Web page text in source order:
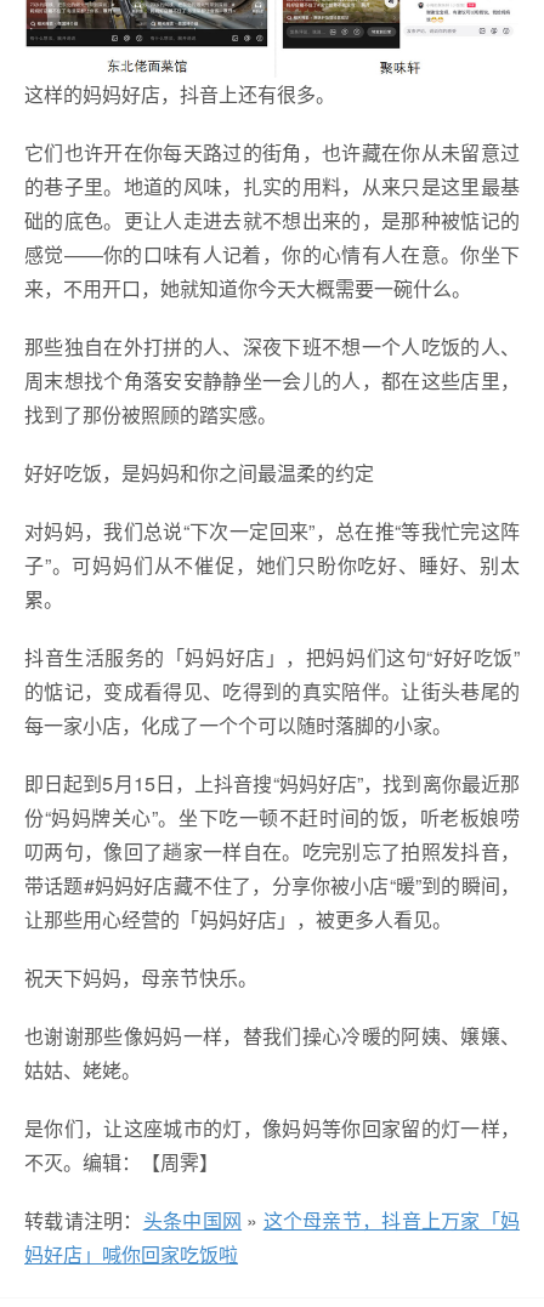
这样的妈妈好店，抖音上还有很多。
它们也许开在你每天路过的街角，也许藏在你从未留意过
的巷子里。地道的风味，扎实的用料，从来只是这里最基
础的底色。更让人走进去就不想出来的，是那种被惦记的
感觉——你的口味有人记着，你的心情有人在意。你坐下
来，不用开口，她就知道你今天大概需要一碗什么。
那些独自在外打拼的人、深夜下班不想一个人吃饭的人、
周末想找个角落安安静静坐一会儿的人，都在这些店里，
找到了那份被照顾的踏实感。
好好吃饭，是妈妈和你之间最温柔的约定
对妈妈，我们总说“下次一定回来”，总在推“等我忙完这阵
子”。可妈妈们从不催促，她们只盼你吃好、睡好、别太
累。
抖音生活服务的「妈妈好店」，把妈妈们这句“好好吃饭”
的惦记，变成看得见、吃得到的真实陪伴。让街头巷尾的
每一家小店，化成了一个个可以随时落脚的小家。
即日起到5月15日，上抖音搜“妈妈好店”，找到离你最近那
份“妈妈牌关心”。坐下吃一顿不赶时间的饭，听老板娘唠
叨两句，像回了趟家一样自在。吃完别忘了拍照发抖音，
带话题#妈妈好店藏不住了，分享你被小店“暖”到的瞬间，
让那些用心经营的「妈妈好店」，被更多人看见。
祝天下妈妈，母亲节快乐。
也谢谢那些像妈妈一样，替我们操心冷暖的阿姨、嬢嬢、
姑姑、姥姥。
是你们，让这座城市的灯，像妈妈等你回家留的灯一样，
不灭。编辑：【周霁】
转载请注明： 头条中国网 » 这个母亲节，抖音上万家「妈
妈好店」喊你回家吃饭啦